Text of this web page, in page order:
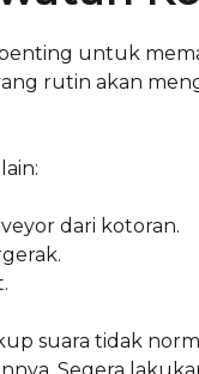
untuk
rutin akan
dari kotoran.
suara tidak